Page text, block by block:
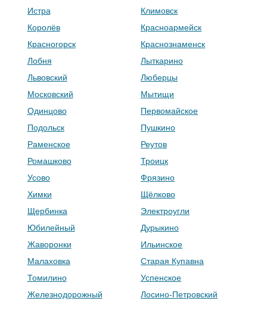
Истра
Климовск
Королёв
Красноармейск
Красногорск
Краснознаменск
Лобня
Лыткарино
Львовский
Люберцы
Московский
Мытищи
Одинцово
Первомайское
Подольск
Пушкино
Раменское
Реутов
Ромашково
Троицк
Усово
Фрязино
Химки
Щёлково
Щербинка
Электроугли
Юбилейный
Дурыкино
Жаворонки
Ильинское
Малаховка
Старая Купавна
Томилино
Успенское
Железнодорожный
Лосино-Петровский